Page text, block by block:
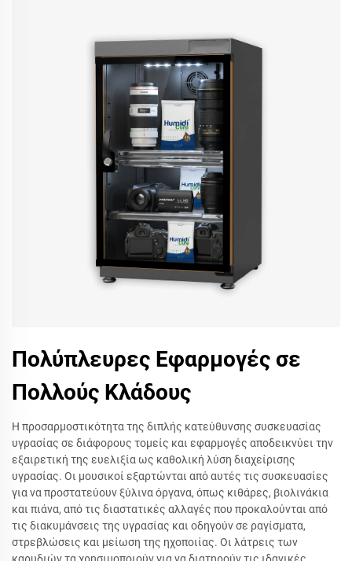
Πολύπλευρες Εφαρμογές σε
Πολλούς Κλάδους
Η προσαρμοστικότητα της διπλής κατεύθυνσης συσκευασίας
υγρασίας σε διάφορους τομείς και εφαρμογές αποδεικνύει την
εξαιρετική της ευελιξία ως καθολική λύση διαχείρισης
υγρασίας. Οι μουσικοί εξαρτώνται από αυτές τις συσκευασίες
για να προστατεύουν ξύλινα όργανα, όπως κιθάρες, βιολινάκια
και πιάνα, από τις διαστατικές αλλαγές που προκαλούνται από
τις διακυμάνσεις της υγρασίας και οδηγούν σε ραγίσματα,
στρεβλώσεις και μείωση της ηχοποιίας. Οι λάτρεις των